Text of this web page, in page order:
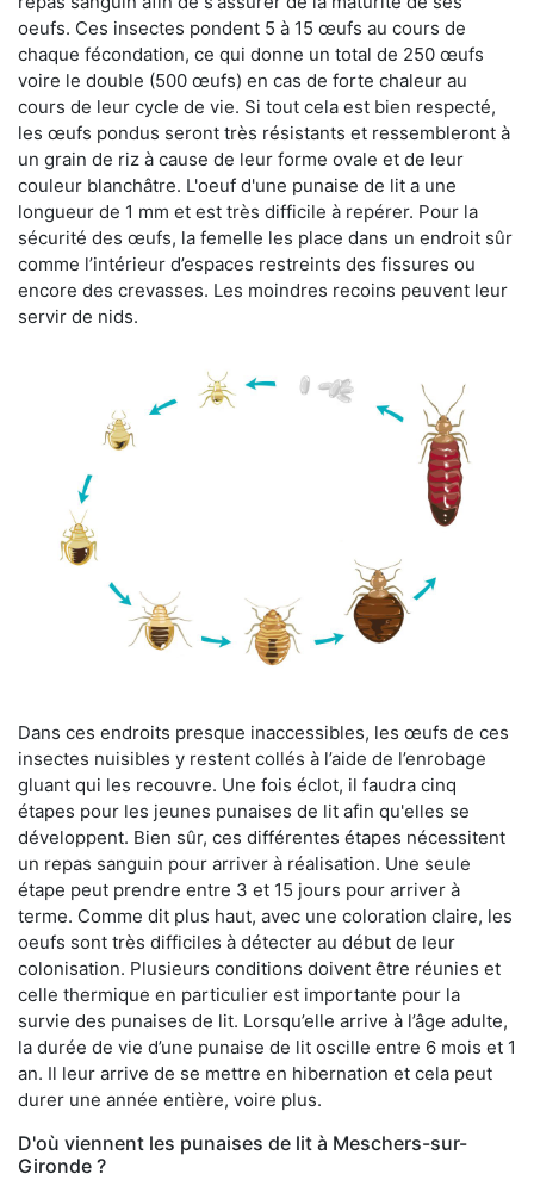
oeufs. Ces insectes pondent 5 à 15 œufs au cours de
chaque fécondation, ce qui donne un total de 250 œufs
voire le double (500 œufs) en cas de forte chaleur au
cours de leur cycle de vie. Si tout cela est bien respecté,
les œufs pondus seront très résistants et ressembleront à
un grain de riz à cause de leur forme ovale et de leur
couleur blanchâtre. L'oeuf d'une punaise de lit a une
longueur de 1 mm et est très difficile à repérer. Pour la
sécurité des œufs, la femelle les place dans un endroit sûr
comme l’intérieur d’espaces restreints des fissures ou
encore des crevasses. Les moindres recoins peuvent leur
servir de nids.
Dans ces endroits presque inaccessibles, les œufs de ces
insectes nuisibles y restent collés à l’aide de l’enrobage
gluant qui les recouvre. Une fois éclot, il faudra cinq
étapes pour les jeunes punaises de lit afin qu'elles se
développent. Bien sûr, ces différentes étapes nécessitent
un repas sanguin pour arriver à réalisation. Une seule
étape peut prendre entre 3 et 15 jours pour arriver à
terme. Comme dit plus haut, avec une coloration claire, les
oeufs sont très difficiles à détecter au début de leur
colonisation. Plusieurs conditions doivent être réunies et
celle thermique en particulier est importante pour la
survie des punaises de lit. Lorsqu’elle arrive à l’âge adulte,
la durée de vie d’une punaise de lit oscille entre 6 mois et 1
an. Il leur arrive de se mettre en hibernation et cela peut
durer une année entière, voire plus.
D'où viennent les punaises de lit à Meschers-sur-
Gironde ?